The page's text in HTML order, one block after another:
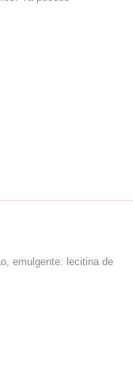
emulgente: lecitina de